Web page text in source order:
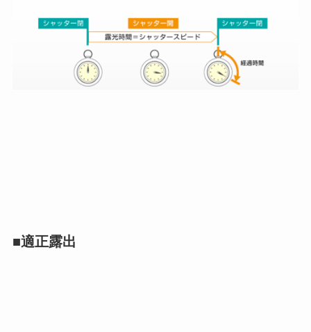
■適正露出